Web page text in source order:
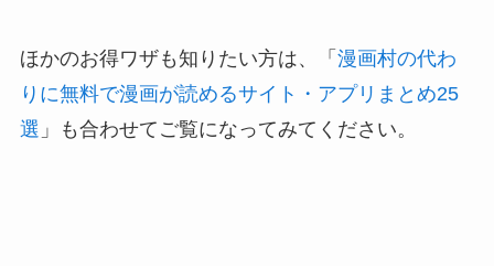
ほかのお得ワザも知りたい方は、「 漫画村の代わ
りに無料で漫画が読めるサイト・アプリまとめ25
選 」も合わせてご覧になってみてください。